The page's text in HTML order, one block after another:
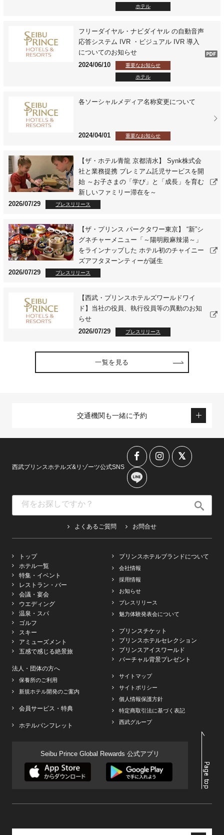
ホテル
フリーダイヤル・ナビダイヤル の自動音声
応答システム IVR ・ビジュアル IVR 導入
についてのお知らせ
2024/06/10
重要なお知らせ
ホテル
各ソーシャルメディア名称変更について
2024/04/01 重要なお知らせ
【ザ・ホテル青龍 京都清水】 Synk株式会
社と業務提携 プレミアム託児サービスを開
始 ～お子さまの「学び」と「成長」を育む
新しいファミリー滞在を～
2026/07/29
プレスリリース
【ザ・プリンス パークタワー東京】 “新”シ
グネチャーメニュー「～陽明殿麻辣湯～」
をラインナップした ホテル初のチャイニー
ズアフタヌーンティーが誕生
2026/07/29
プレスリリース
【西武・プリンスホテルズワールドワイ
ド】当社の役員、執行役員等の異動のお知
らせ
2026/07/29
プレスリリース
一覧を見る
交通機関も一緒に予約
西武プリンスホテルズ&リゾーツ公式SNS
よくあるご質問 お問合せ
トップ
ホテル一覧
特集・イベント
レストラン・バー
会議・宴会
ウエディング
温泉・スパ
ゴルフ
スキー
アミューズメント
五感で感じる絶景旅
法人・団体の方へ
保養所のご利用
新規ホテル開発のご案内
会員サービス・特典
ホテルパンフレット
プリンスホテルブランドについて
会社情報
採用情報
お知らせ
プレスリリース
魅力体験発表会について
プリンスチケット
プリンスホテルセレクション
プリンスアイスワールド
バーチャル背景プレゼント
サイトマップ
サイトポリシー
個人情報保護方針
特定商取引法に基づく表記
西武グループ
Seibu Prince Global Rewards 公式アプリ